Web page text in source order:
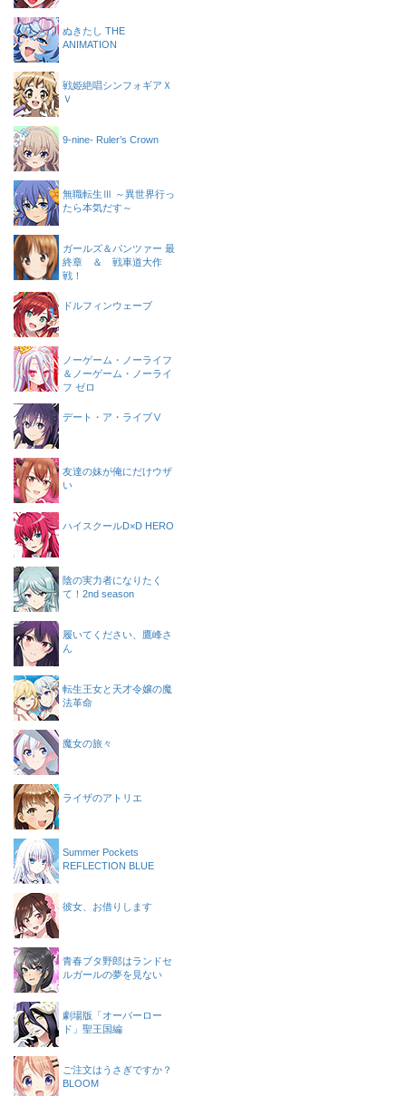
ぬきたし THE
ANIMATION
戦姫絶唱シンフォギアＸ
Ｖ
9-nine- Ruler’s Crown
無職転生Ⅲ ～異世界行っ
たら本気だす～
ガールズ＆パンツァー 最
終章 ＆ 戦車道大作
戦！
ドルフィンウェーブ
ノーゲーム・ノーライフ
＆ノーゲーム・ノーライ
フ ゼロ
デート・ア・ライブⅤ
友達の妹が俺にだけウザ
い
ハイスクールD×D HERO
陰の実力者になりたく
て！2nd season
履いてください、鷹峰さ
ん
転生王女と天才令嬢の魔
法革命
魔女の旅々
ライザのアトリエ
Summer Pockets
REFLECTION BLUE
彼女、お借りします
青春ブタ野郎はランドセ
ルガールの夢を見ない
劇場版「オーバーロー
ド」聖王国編
ご注文はうさぎですか？
BLOOM